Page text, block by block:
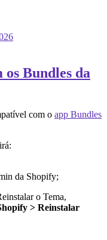
Bundles da
com o app Bundles
da Shopify;
o Tema,
> Reinstalar